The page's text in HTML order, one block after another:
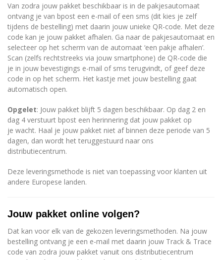
Van zodra jouw pakket beschikbaar is in de pakjesautomaat
ontvang je van bpost een e-mail of een sms (dit kies je zelf
tijdens de bestelling) met daarin jouw unieke QR-code. Met deze
code kan je jouw pakket afhalen. Ga naar de pakjesautomaat en
selecteer op het scherm van de automaat ‘een pakje afhalen’.
Scan (zelfs rechtstreeks via jouw smartphone) de QR-code die
je in jouw bevestigings e-mail of sms terugvindt, of geef deze
code in op het scherm. Het kastje met jouw bestelling gaat
automatisch open.
Opgelet: Jouw pakket blijft 5 dagen beschikbaar. Op dag 2 en
dag 4 verstuurt bpost een herinnering dat jouw pakket op
je wacht. Haal je jouw pakket niet af binnen deze periode van 5
dagen, dan wordt het teruggestuurd naar ons
distributiecentrum.
Deze leveringsmethode is niet van toepassing voor klanten uit
andere Europese landen.
Jouw pakket online volgen?
Dat kan voor elk van de gekozen leveringsmethoden. Na jouw
bestelling ontvang je een e-mail met daarin jouw Track & Trace
code van zodra jouw pakket vanuit ons distributiecentrum